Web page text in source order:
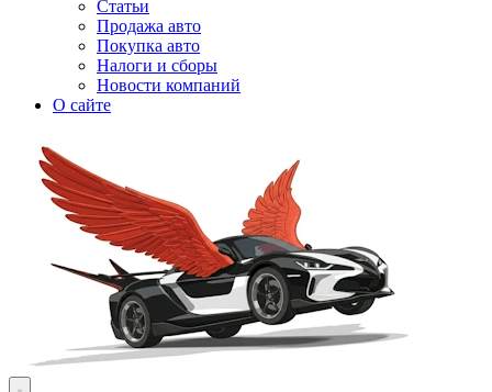
Статьи
Продажа авто
Покупка авто
Налоги и сборы
Новости компаний
О сайте